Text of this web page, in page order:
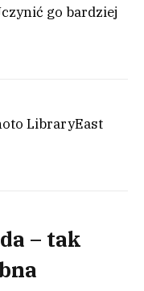
go bardziej
LibraryEast
– tak